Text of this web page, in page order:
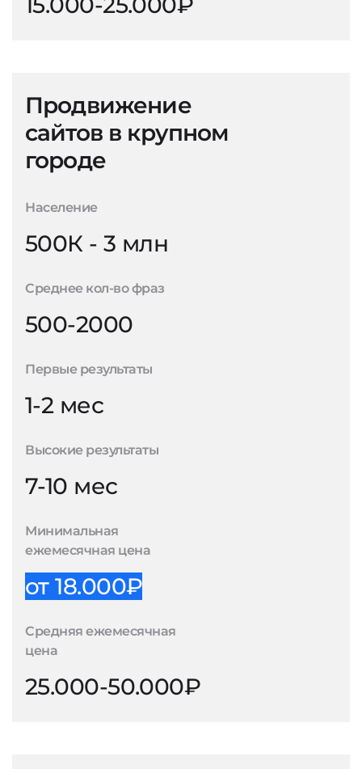
Продвижение
сайтов в крупном
городе
Население
500К - 3 млн
Среднее кол-во фраз
500-2000
Первые результаты
1-2 мес
Высокие результаты
7-10 мес
Минимальная
ежемесячная цена
от 18.000₽
Средняя ежемесячная
цена
25.000-50.000₽